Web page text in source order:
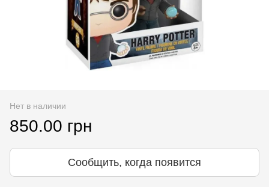
Нет в наличии
850.00 грн
Сообщить, когда появится